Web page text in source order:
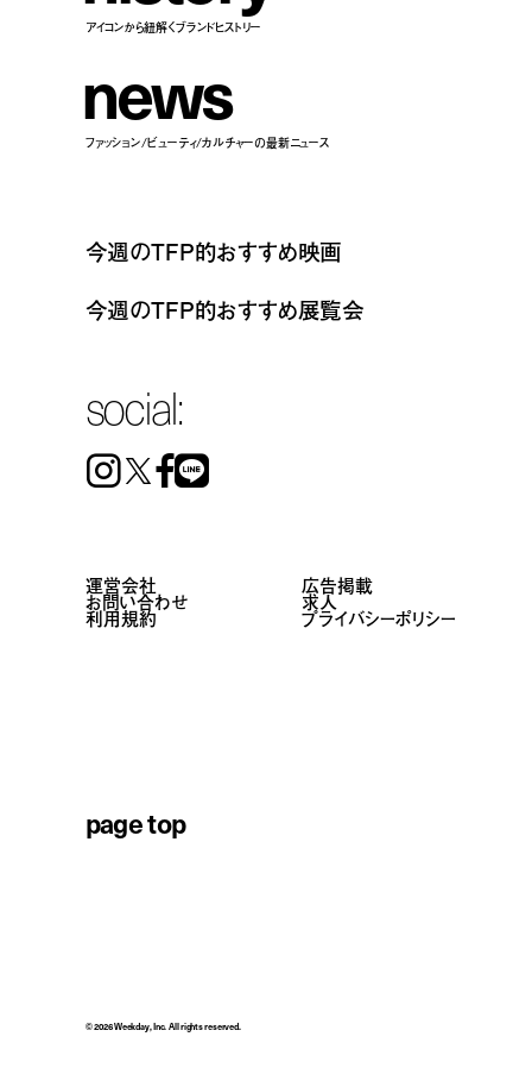
アイコンから紐解くブランドヒストリー
news
ファッション/ビューティ/カルチャーの最新ニュース
今週のTFP的おすすめ映画
今週のTFP的おすすめ展覧会
social:
Instagram FacebookLine
運営会社 広告掲載
お問い合わせ 求人
利用規約 プライバシーポリシー
page top
© 2026 Weekday, Inc. All rights reserved.